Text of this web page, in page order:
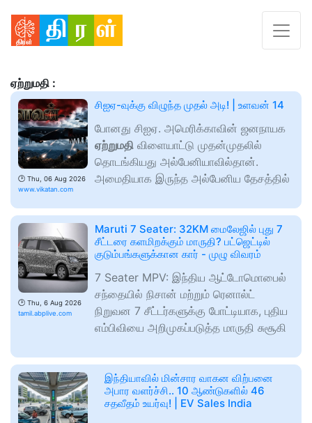
ஏற்றுமதி :
🕑 Thu, 06 Aug 2026
www.vikatan.com
சிஐஏ-வுக்கு விழுந்த முதல் அடி! | உளவன் 14
போனது சிஐஏ. அமெரிக்காவின் ஜனநாயக
ஏற்றுமதி விளையாட்டு முதன்முதலில்
தொடங்கியது அல்பேனியாவில்தான்.
அமைதியாக இருந்த அல்பேனிய தேசத்தில்
🕑 Thu, 6 Aug 2026
tamil.abplive.com
Maruti 7 Seater: 32KM மைலேஜில் புது 7
சீட்டரை களமிறக்கும் மாருதி? பட்ஜெட்டில்
குடும்பங்களுக்கான கார் - முழு விவரம்
7 Seater MPV: இந்திய ஆட்டோமொபைல்
சந்தையில் நிசான் மற்றும் ரெனால்ட்
நிறுவன 7 சீட்டர்களுக்கு போட்டியாக, புதிய
எம்பிவியை அறிமுகப்படுத்த மாருதி சுசூகி
இந்தியாவில் மின்சார வாகன விற்பனை
அபார வளர்ச்சி.. 10 ஆண்டுகளில் 46
சதவீதம் உயர்வு! | EV Sales India